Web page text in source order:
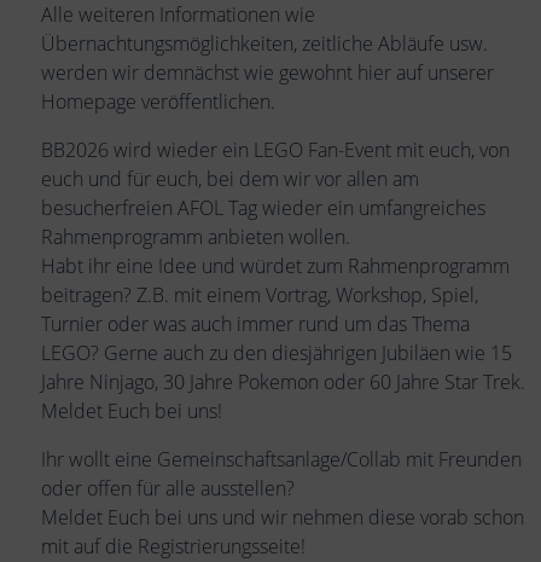
Alle weiteren Informationen wie
Übernachtungsmöglichkeiten, zeitliche Abläufe usw.
werden wir demnächst wie gewohnt hier auf unserer
Homepage veröffentlichen.
BB2026 wird wieder ein LEGO Fan-Event mit euch, von
euch und für euch, bei dem wir vor allen am
besucherfreien AFOL Tag wieder ein umfangreiches
Rahmenprogramm anbieten wollen.
Habt ihr eine Idee und würdet zum Rahmenprogramm
beitragen? Z.B. mit einem Vortrag, Workshop, Spiel,
Turnier oder was auch immer rund um das Thema
LEGO? Gerne auch zu den diesjährigen Jubiläen wie 15
Jahre Ninjago, 30 Jahre Pokemon oder 60 Jahre Star Trek.
Meldet Euch bei uns!
Ihr wollt eine Gemeinschaftsanlage/Collab mit Freunden
oder offen für alle ausstellen?
Meldet Euch bei uns und wir nehmen diese vorab schon
mit auf die Registrierungsseite!